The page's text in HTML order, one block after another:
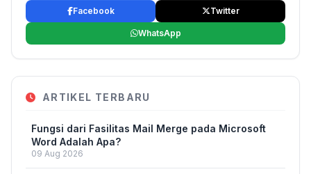
Facebook Twitter
WhatsApp
ARTIKEL TERBARU
Fungsi dari Fasilitas Mail Merge pada Microsoft
Word Adalah Apa?
09 Aug 2026